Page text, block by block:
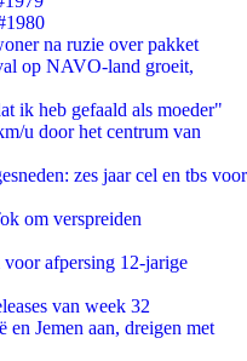
na ruzie over pakket
op NAVO-land groeit,
ik heb gefaald als moeder"
u door het centrum van
zes jaar cel en tbs voor
om verspreiden
afpersing 12-jarige
van week 32
Jemen aan, dreigen met